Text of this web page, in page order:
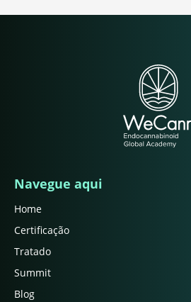
Navegue aqui
Home
Certificação
Tratado
Summit
Blog